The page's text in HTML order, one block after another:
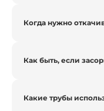
Когда нужно
Как быть, если
Какие трубы